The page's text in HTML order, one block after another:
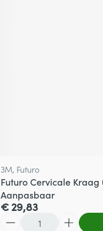
3M, Futuro
Futuro Cervicale Kraag
Aanpasbaar
€ 29,83